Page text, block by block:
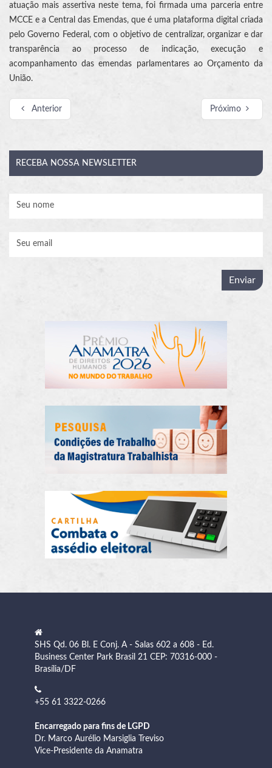
atuação mais assertiva neste tema, foi firmada uma parceria entre
MCCE e a Central das Emendas, que é uma plataforma digital criada
pelo Governo Federal, com o objetivo de centralizar, organizar e dar
transparência ao processo de indicação, execução e
acompanhamento das emendas parlamentares ao Orçamento da
União.
Anterior Próximo
RECEBA NOSSA NEWSLETTER
SHS Qd. 06 Bl. E Conj. A - Salas 602 a 608 - Ed.
Business Center Park Brasil 21 CEP: 70316-000 -
Brasília/DF
+55 61 3322-0266
Encarregado para fins de LGPD
Dr. Marco Aurélio Marsiglia Treviso
Vice-Presidente da Anamatra